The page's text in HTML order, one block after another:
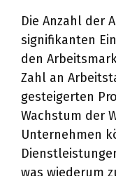
Die Anzahl der
signifikanten
den
Zahl an
gesteigerten
Wachstum der
Unternehmen
was wiederum